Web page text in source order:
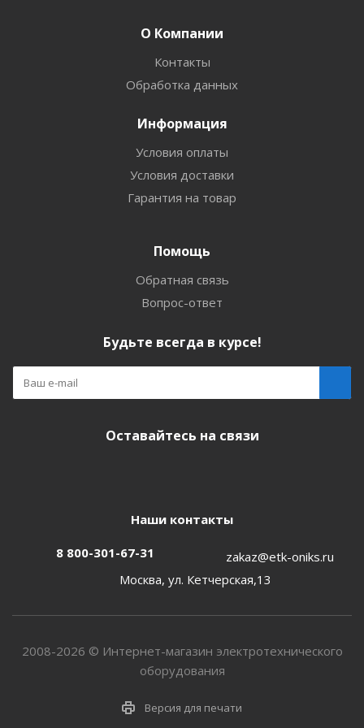
О Компании
Контакты
Обработка данных
Информация
Условия оплаты
Условия доставки
Гарантия на товар
Помощь
Обратная связь
Вопрос-ответ
Будьте всегда в курсе!
Оставайтесь на связи
Наши контакты
8 800-301-67-31
zakaz@etk-oniks.ru
Москва, ул. Кетчерская,13
2008-2026 © Интернет-магазин электротехнического
оборудования
Версия для печати